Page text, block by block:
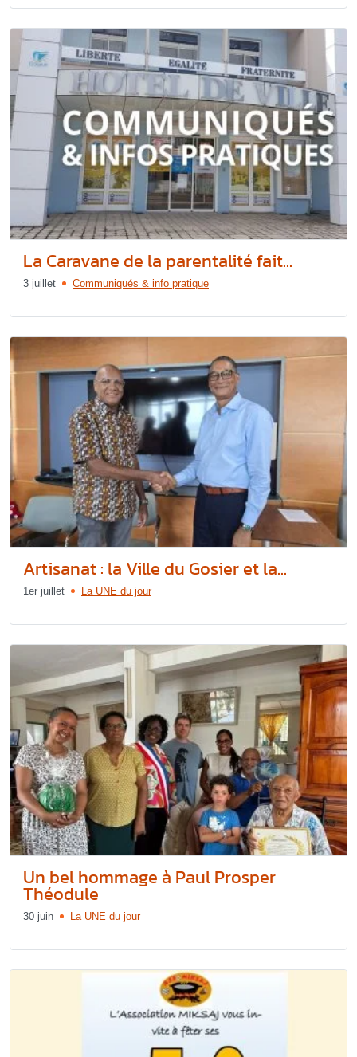
La Caravane de la parentalité fait...
3 juillet Communiqués & info pratique
Artisanat : la Ville du Gosier et la...
1er juillet La UNE du jour
Un bel hommage à Paul Prosper
Théodule
30 juin La UNE du jour